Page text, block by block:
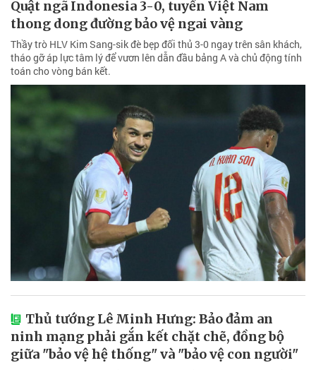
Quật ngã Indonesia 3-0, tuyển Việt Nam
thong dong đường bảo vệ ngai vàng
Thầy trò HLV Kim Sang-sik đè bẹp đối thủ 3-0 ngay trên sân khách,
tháo gỡ áp lực tâm lý để vươn lên dẫn đầu bảng A và chủ động tính
toán cho vòng bán kết.
Thủ tướng Lê Minh Hưng: Bảo đảm an
ninh mạng phải gắn kết chặt chẽ, đồng bộ
giữa "bảo vệ hệ thống" và "bảo vệ con người"